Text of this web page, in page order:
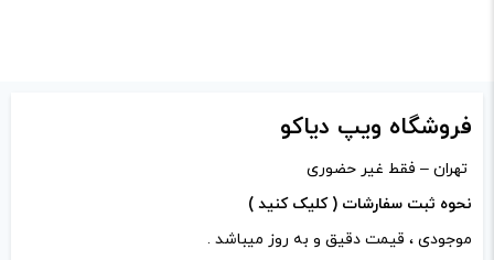
رنگ:
DARK KNIGHT, midnight black, Blue Sky,
Gray Titanium, Pink Shore, Purple Galaxy,
فروشگاه ویپ دیاکو
تهران – فقط غیر حضوری
نحوه ثبت سفارشات ( کلیک کنید )
موجودی ، قیمت دقیق و به روز میباشد .